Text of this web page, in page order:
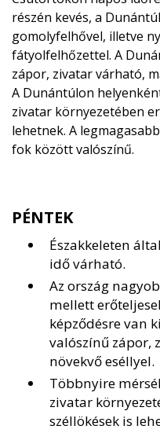
részén kevés, a
gomolyfelhővel, illetve
fátyolfelhőzettel. A
zápor, zivatar várható,
A Dunántúlon
zivatar környezetében
lehetnek. A
fok között valószínű.
PÉNTEK
Északkeleten
idő várható.
Az ország
mellett
képződésre van
valószínű zápor,
növekvő eséllyel.
Többnyire
zivatar
széllökések is